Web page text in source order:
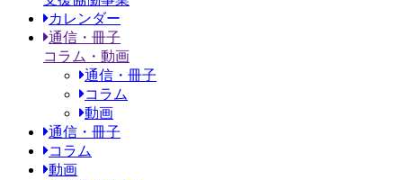
カレンダー
通信・冊子
コラム・動画
通信・冊子
コラム
動画
通信・冊子
コラム
動画